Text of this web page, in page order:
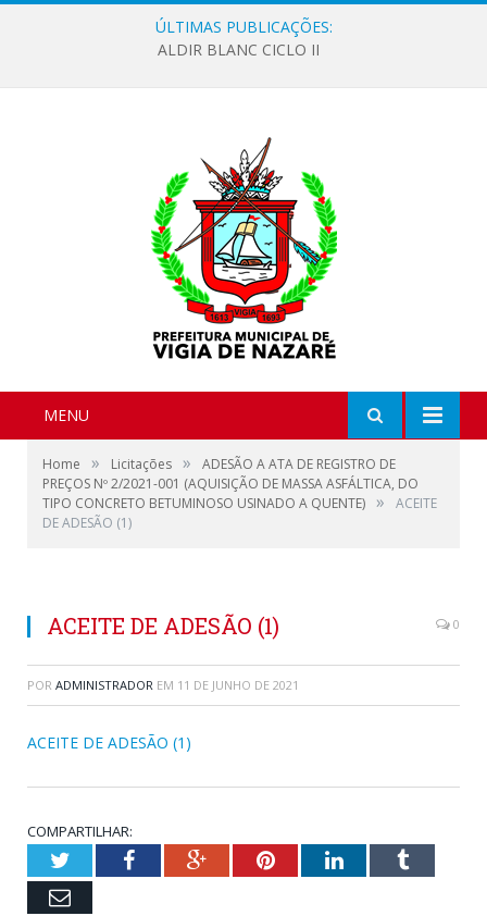
ÚLTIMAS PUBLICAÇÕES:
ALDIR BLANC CICLO II
MENU
Home » Licitações »
ADESÃO A ATA DE REGISTRO DE
PREÇOS Nº 2/2021-001 (AQUISIÇÃO DE MASSA ASFÁLTICA, DO
TIPO CONCRETO BETUMINOSO USINADO A QUENTE) »
ACEITE
DE ADESÃO (1)
ACEITE DE ADESÃO (1) 0
POR ADMINISTRADOR EM 11 DE JUNHO DE 2021
ACEITE DE ADESÃO (1)
COMPARTILHAR:
TwitterFacebookGoogle+PinterestLinkedInTumblr
Email